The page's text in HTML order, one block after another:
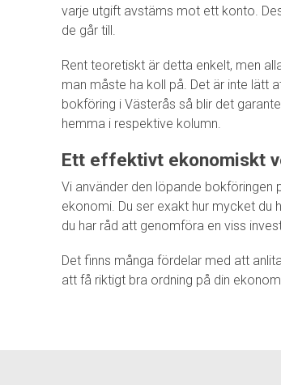
varje utgift avstäms mot ett konto.
de går till.
Rent teoretiskt är detta enkelt, men
man måste ha koll på. Det är inte lätt
bokföring i Västerås så blir det
hemma i respektive kolumn.
Ett effektivt ekonomiskt
Vi använder den löpande
ekonomi. Du ser exakt hur mycket
du har råd att genomföra en viss
Det finns många fördelar med att
att få riktigt bra ordning på din